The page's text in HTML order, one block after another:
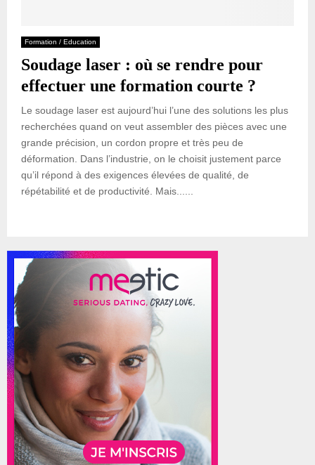
Formation / Education
Soudage laser : où se rendre pour
effectuer une formation courte ?
Le soudage laser est aujourd’hui l’une des solutions les plus
recherchées quand on veut assembler des pièces avec une
grande précision, un cordon propre et très peu de
déformation. Dans l’industrie, on le choisit justement parce
qu’il répond à des exigences élevées de qualité, de
répétabilité et de productivité. Mais......